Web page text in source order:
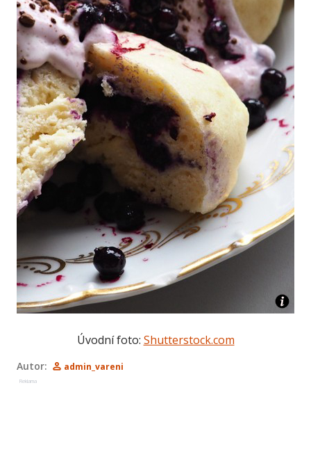
Úvodní foto: Shutterstock.com
Autor: admin_vareni
Reklama